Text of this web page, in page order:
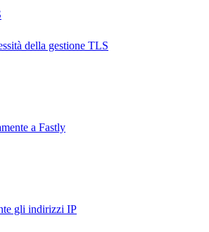
della gestione TLS
a Fastly
gli indirizzi IP